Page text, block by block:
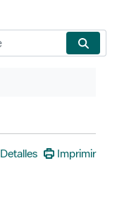
Detalles Imprimir